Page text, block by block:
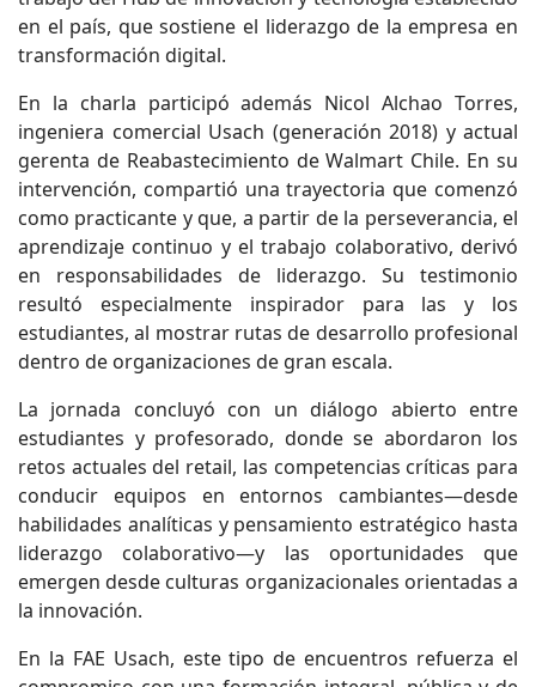
en el país, que sostiene el liderazgo de la empresa en
transformación digital.
En la charla participó además Nicol Alchao Torres,
ingeniera comercial Usach (generación 2018) y actual
gerenta de Reabastecimiento de Walmart Chile. En su
intervención, compartió una trayectoria que comenzó
como practicante y que, a partir de la perseverancia, el
aprendizaje continuo y el trabajo colaborativo, derivó
en responsabilidades de liderazgo. Su testimonio
resultó especialmente inspirador para las y los
estudiantes, al mostrar rutas de desarrollo profesional
dentro de organizaciones de gran escala.
La jornada concluyó con un diálogo abierto entre
estudiantes y profesorado, donde se abordaron los
retos actuales del retail, las competencias críticas para
conducir equipos en entornos cambiantes—desde
habilidades analíticas y pensamiento estratégico hasta
liderazgo colaborativo—y las oportunidades que
emergen desde culturas organizacionales orientadas a
la innovación.
En la FAE Usach, este tipo de encuentros refuerza el